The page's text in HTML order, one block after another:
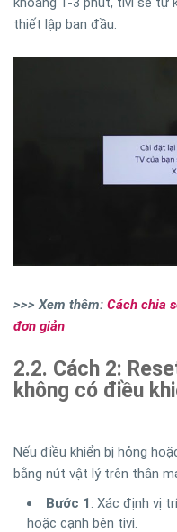
thiết lập ban đầu.
>>> Xem thêm: Cách chia
đơn giản
2.2. Cách 2:
không có điều
Nếu điều khiển bị hỏng
bằng nút vật lý trên thân
Bước 1 : Xác định vị
hoặc cạnh bên tivi.